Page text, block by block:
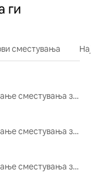
ги
сместувања
Изнајмување сместувања за одмор
Изнајмување сместувања за одмор
Изнајмување сместувања за одмор